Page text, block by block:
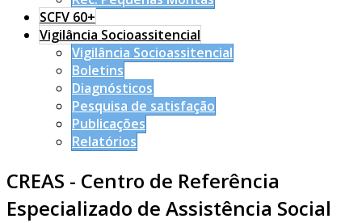
SCFV 60+
Vigilância Socioassitencial
Vigilância Socioassitencial
Boletins
Diagnósticos
Pesquisa de satisfação
Publicações
Relatórios
CREAS - Centro de Referência
Especializado de Assistência Social